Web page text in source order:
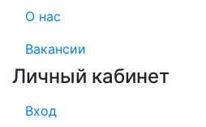
О нас
Вакансии
Личный кабинет
Вход